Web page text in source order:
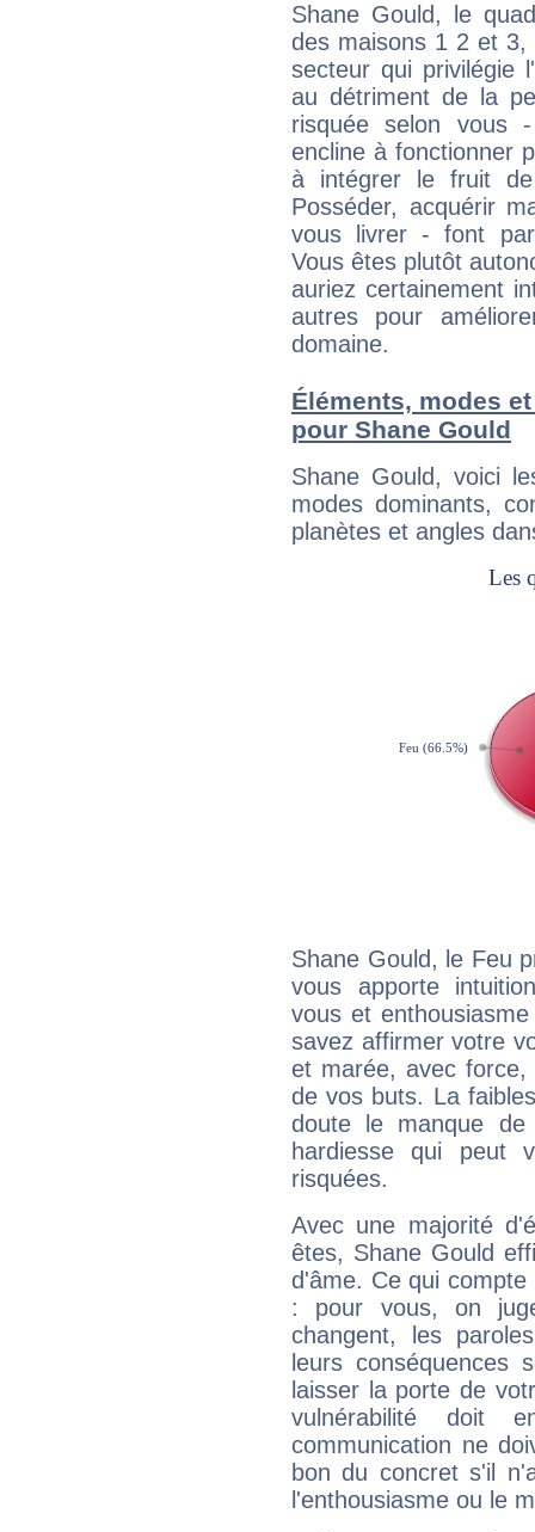
Shane Gould, le
des maisons 1 2 et
secteur qui privilégie
au détriment de la
risquée selon vous
encline à fonctionner
à intégrer le fruit
Posséder, acquérir
vous livrer - font
Vous êtes plutôt
auriez certainement
autres pour
domaine.
Éléments, modes
pour Shane Gould
Shane Gould, voici
modes dominants,
planètes et angles
Shane Gould, le Feu
vous apporte
vous et
savez affirmer votre
et marée, avec
de vos buts. La
doute le manque
hardiesse qui peut
risquées.
Avec une majorité
êtes, Shane Gould
d'âme. Ce qui
: pour vous, on
changent, les
leurs conséquences
laisser la porte de
vulnérabilité doit
communication ne
bon du concret s'il
l'enthousiasme ou le